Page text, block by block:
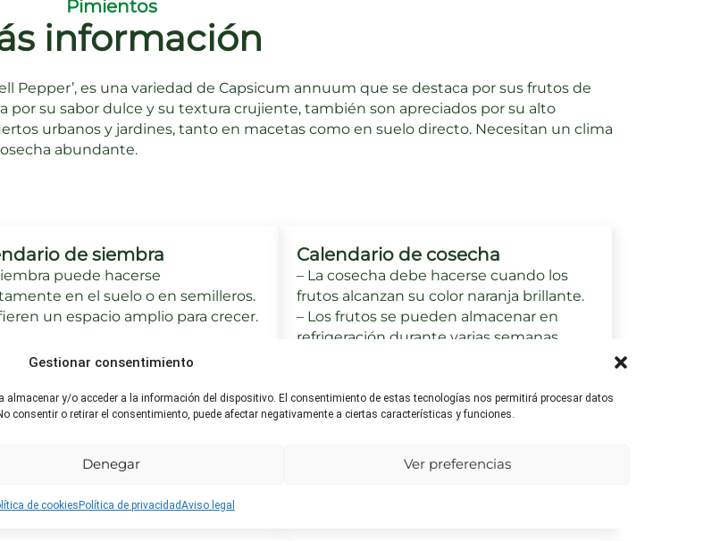
Gestionar consentimiento
y/o acceder a la información del dispositivo. El consentimiento de estas tecnologías nos permitirá procesar datos
o retirar el consentimiento, puede afectar negativamente a ciertas características y funciones.
Denegar Ver preferencias
de cookiesPolítica de privacidadAviso legal
Pimientos
información
Pepper’, es una variedad de Capsicum annuum que se destaca por sus frutos de
por su sabor dulce y su textura crujiente, también son apreciados por su alto
urbanos y jardines, tanto en macetas como en suelo directo. Necesitan un clima
abundante.
de siembra
puede hacerse
en el suelo o en semilleros.
un espacio amplio para crecer.
Calendario de cosecha
– La cosecha debe hacerse cuando los
frutos alcanzan su color naranja brillante.
– Los frutos se pueden almacenar en
refrigeración durante varias semanas.
ideal
encharcamientos. En climas
Humedad ambiental
media. Deben evitarse los excesos de